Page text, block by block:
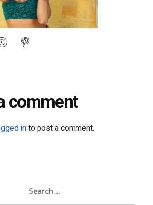
comment
into post a comment.